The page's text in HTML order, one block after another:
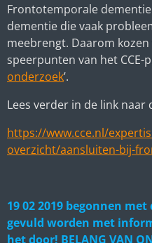
Frontotemporale dementie
dementie die vaak
meebrengt. Daarom kozen
speerpunten van het CCE-
onderzoek’.
Lees verder in de link naar
https://www.cce.nl/
overzicht/aansluiten-bij-
19 02 2019 begonnen
gevuld worden met
het door! BELANG VAN